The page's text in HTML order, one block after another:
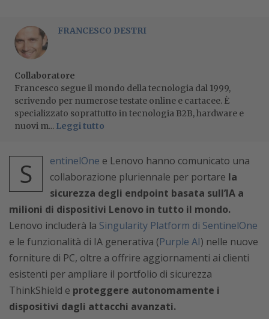
FRANCESCO DESTRI
Collaboratore
Francesco segue il mondo della tecnologia dal 1999,
scrivendo per numerose testate online e cartacee. È
specializzato soprattutto in tecnologia B2B, hardware e
nuovi m... Leggi tutto
S entinelOne e Lenovo hanno comunicato una
collaborazione pluriennale per portare la
sicurezza degli endpoint basata sull’IA a
milioni di dispositivi Lenovo in tutto il mondo.
Lenovo includerà la Singularity Platform di SentinelOne
e le funzionalità di IA generativa (Purple AI) nelle nuove
forniture di PC, oltre a offrire aggiornamenti ai clienti
esistenti per ampliare il portfolio di sicurezza
ThinkShield e proteggere autonomamente i
dispositivi dagli attacchi avanzati.